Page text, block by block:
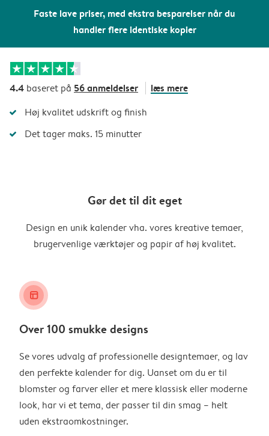
Faste lave priser, med ekstra besparelser når du
handler flere identiske kopier
4.4 baseret på 56 anmeldelser læs mere
Høj kvalitet udskrift og finish
Det tager maks. 15 minutter
Gør det til dit eget
Design en unik kalender vha. vores kreative temaer,
brugervenlige værktøjer og papir af høj kvalitet.
layout_alt
Over 100 smukke designs
Se vores udvalg af professionelle designtemaer, og lav
den perfekte kalender for dig. Uanset om du er til
blomster og farver eller et mere klassisk eller moderne
look, har vi et tema, der passer til din smag – helt
uden ekstraomkostninger.